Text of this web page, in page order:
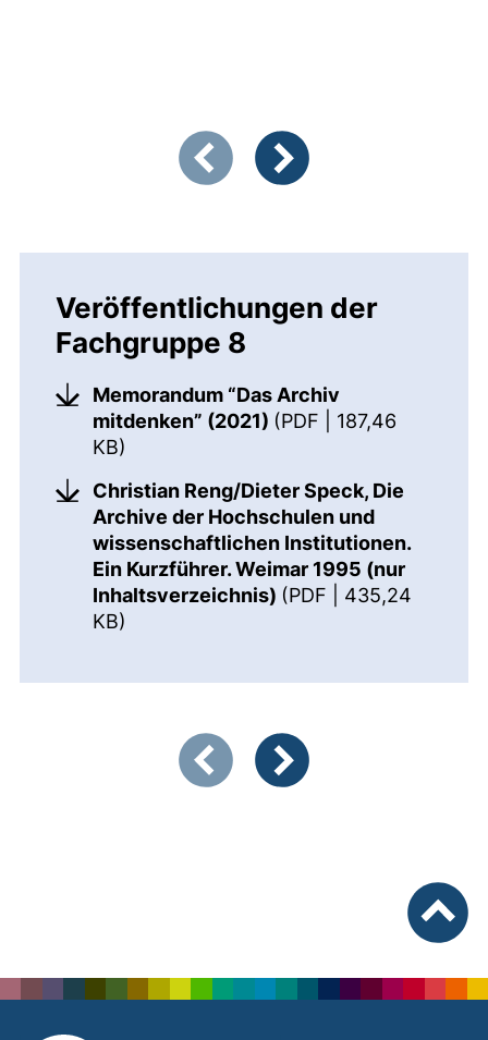
Zeigt Folie 1 von 3
Veröffentlichungen der
Fachgruppe 8
Memorandum “Das Archiv
mitdenken” (2021) (PDF | 187,46
KB)
Christian Reng/Dieter Speck, Die
Archive der Hochschulen und
wissenschaftlichen Institutionen.
Ein Kurzführer. Weimar 1995 (nur
Inhaltsverzeichnis) (PDF | 435,24
KB)
Zeigt Folie 1 von 2